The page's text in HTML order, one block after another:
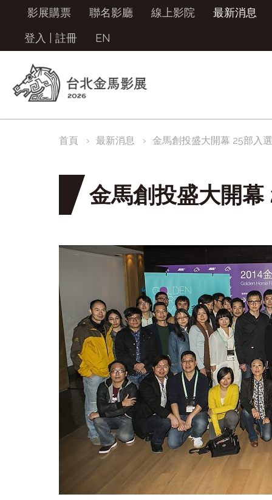
影展購票 聯名影廳 線上影院
最新消息
登入
註冊 EN
首頁 最新消息 金馬創投盛大開幕 25部入
金馬創投盛大開